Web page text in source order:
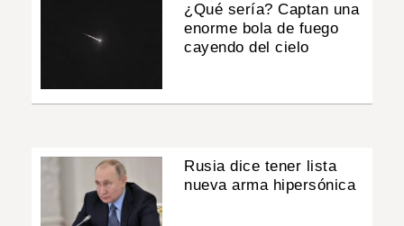
¿Qué sería? Captan una
enorme bola de fuego
cayendo del cielo
Rusia dice tener lista
nueva arma hipersónica